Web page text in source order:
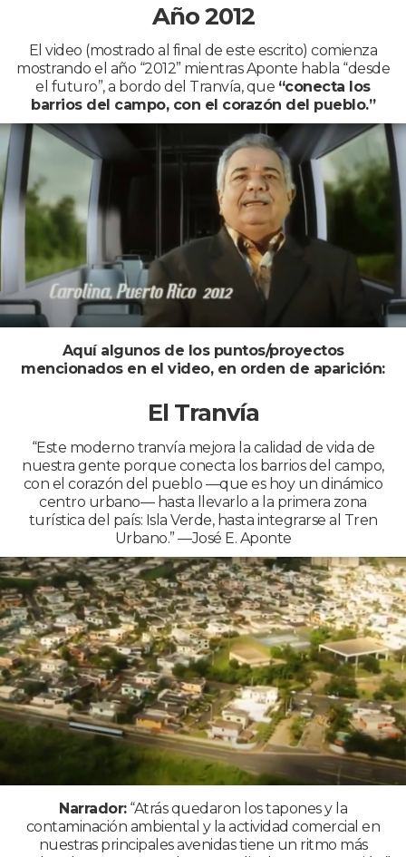
Año 2012
El video (mostrado al final de este escrito) comienza
mostrando el año “2012” mientras Aponte habla “desde
el futuro”, a bordo del Tranvía, que “conecta los
barrios del campo, con el corazón del pueblo.”
Aquí algunos de los puntos/proyectos
mencionados en el video, en orden de aparición:
El Tranvía
“Este moderno tranvía mejora la calidad de vida de
nuestra gente porque conecta los barrios del campo,
con el corazón del pueblo —que es hoy un dinámico
centro urbano— hasta llevarlo a la primera zona
turística del país: Isla Verde, hasta integrarse al Tren
Urbano.” —José E. Aponte
Narrador:“Atrás quedaron los tapones y la
contaminación ambiental y la actividad comercial en
nuestras principales avenidas tiene un ritmo más